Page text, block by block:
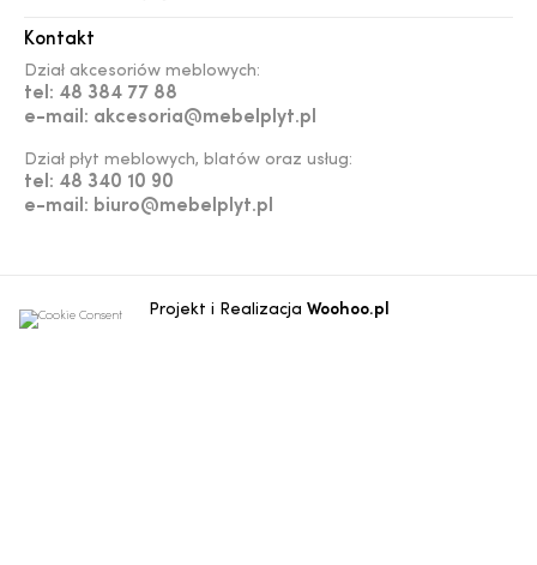
Kontakt
Dział akcesoriów meblowych:
tel: 48 384 77 88
e-mail: akcesoria@mebelplyt.pl
Dział płyt meblowych, blatów oraz usług:
tel: 48 340 10 90
e-mail: biuro@mebelplyt.pl
Projekt i Realizacja Woohoo.pl